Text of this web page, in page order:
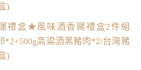
)
禮盒★風味酒香腸禮盒2件組
*2+500g高粱酒黑豬肉*2/台灣豬
)